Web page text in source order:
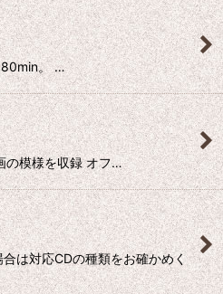
80min。 …
の模様を収録 オフ…
は対応CDの種類をお確かめく